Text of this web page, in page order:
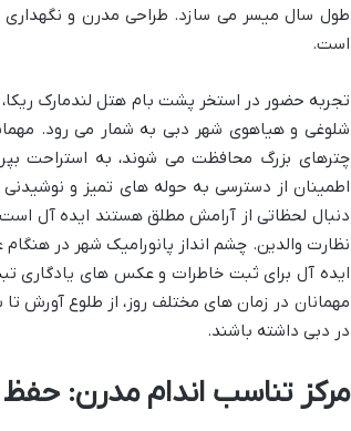
طول سال میسر می سازد. طراحی مدرن و نگهداری
است.
تجربه حضور در استخر پشت بام هتل لندمارک
شلوغی و هیاهوی شهر دبی به شمار می رود.
چترهای بزرگ محافظت می شوند، به استراحت
اطمینان از دسترسی به حوله های تمیز و نوشیدنی
دنبال لحظاتی از آرامش مطلق هستند ایده آل است،
نظارت والدین. چشم انداز پانورامیک شهر در
ایده آل برای ثبت خاطرات و عکس های یادگاری
مهمانان در زمان های مختلف روز، از طلوع آورش تا
در دبی داشته باشند.
مرکز تناسب اندام مدرن: